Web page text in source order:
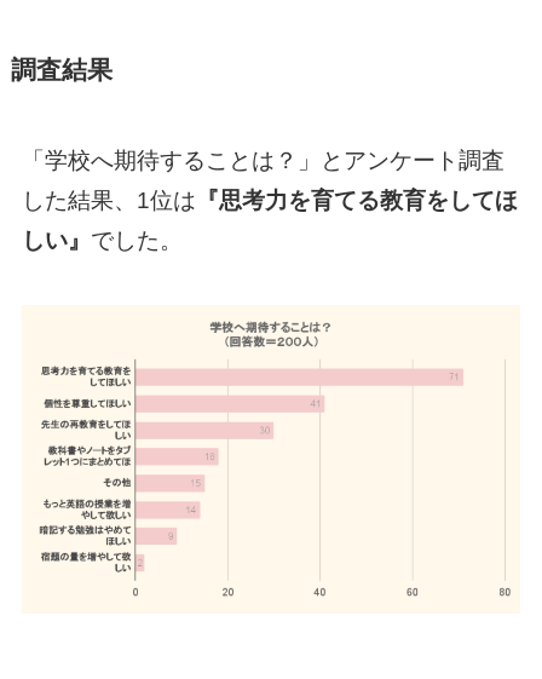
調査結果
「学校へ期待することは？」とアンケート調査
した結果、1位は 『思考力を育てる教育をしてほ
しい』 でした。